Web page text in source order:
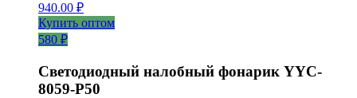
940.00 ₽
Купить оптом
580 ₽
Светодиодный налобный фонарик YYC-
8059-P50